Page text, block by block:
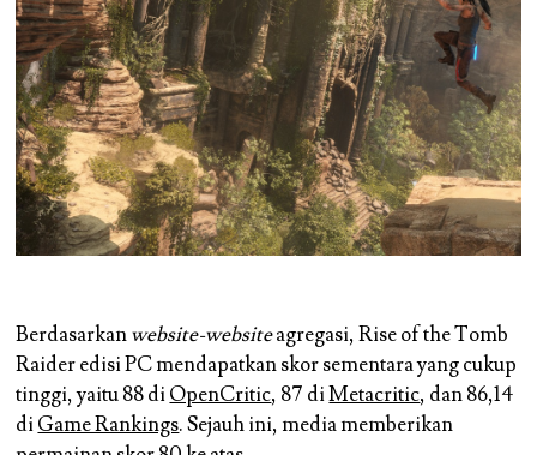
Berdasarkanwebsite-websiteagregasi, Rise of the Tomb
Raider edisi PC mendapatkan skor sementara yang cukup
tinggi, yaitu 88 diOpenCritic, 87 diMetacritic, dan 86,14
diGame Rankings. Sejauh ini, media memberikan